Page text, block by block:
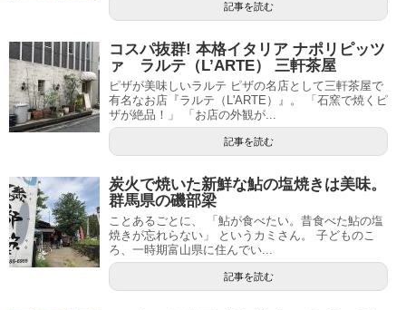
記事を読む
コスパ抜群! 本格イタリア ナポリピッツ
ァ ラルテ（L’ARTE） 三軒茶屋
ピザが美味しいラルテ ピザの名店として三軒茶屋で
有名なお店『ラルテ（L'ARTE）』。 「石窯で焼くピ
ザが絶品！」 「お店の外観が...
記事を読む
炭火で焼いた新鮮な鮎の塩焼きは美味。
群馬県の磯部梁
ことあるごとに、 「鮎が食べたい。昔食べた鮎の塩
焼きが忘れらない」 というカミさん。 子どものこ
ろ、一時期富山県に住んでい...
記事を読む